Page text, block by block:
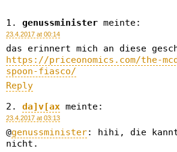
genussminister meinte:
23.4.2017 at 00:14
das erinnert mich an diese
https://priceonomics.com/the-
spoon-fiasco/
Reply
da]v[ax meinte:
23.4.2017 at 03:13
@genussminister: hihi, die
nicht.